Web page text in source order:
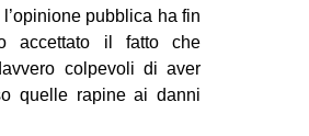
pubblica ha fin
accettato il fatto che
colpevoli di aver
quelle rapine ai danni